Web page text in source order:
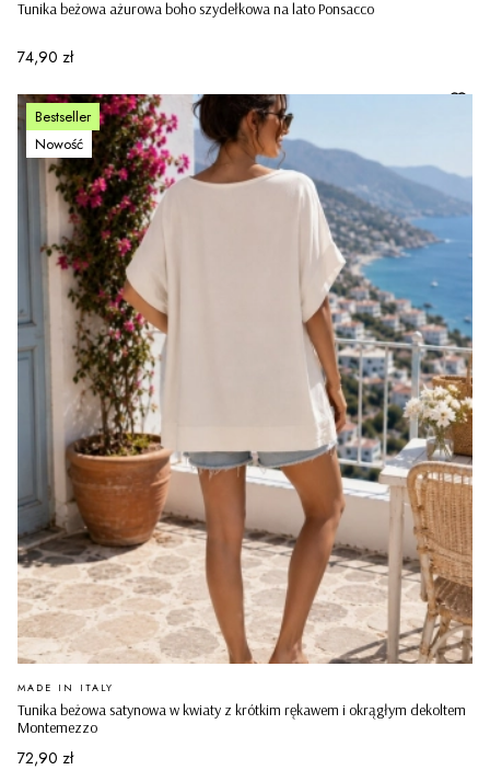
Tunika beżowa ażurowa boho szydełkowa na lato Ponsacco
Cena
74,90 zł
Bestseller
Nowość
Tunika beżowa satynowa w kwiaty z krótkim rękawem i okrągłym dekoltem
Montemezzo
PRODUCENT
MADE IN ITALY
Cena
72,90 zł